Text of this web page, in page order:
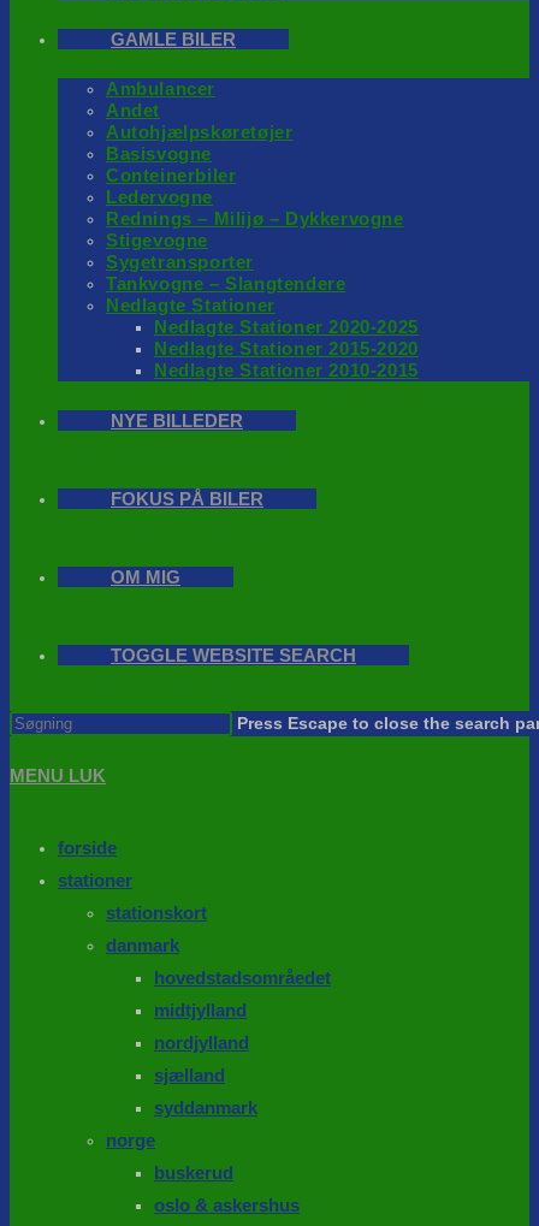
GAMLE BILER
Ambulancer
Andet
Autohjælpskøretøjer
Basisvogne
Conteinerbiler
Ledervogne
Rednings – Milijø – Dykkervogne
Stigevogne
Sygetransporter
Tankvogne – Slangtendere
Nedlagte Stationer
Nedlagte Stationer 2020-2025
Nedlagte Stationer 2015-2020
Nedlagte Stationer 2010-2015
NYE BILLEDER
FOKUS PÅ BILER
OM MIG
TOGGLE WEBSITE SEARCH
Press Escape to close the search
MENU LUK
forside
stationer
stationskort
danmark
hovedstadsområedet
midtjylland
nordjylland
sjælland
syddanmark
norge
buskerud
oslo & askershus